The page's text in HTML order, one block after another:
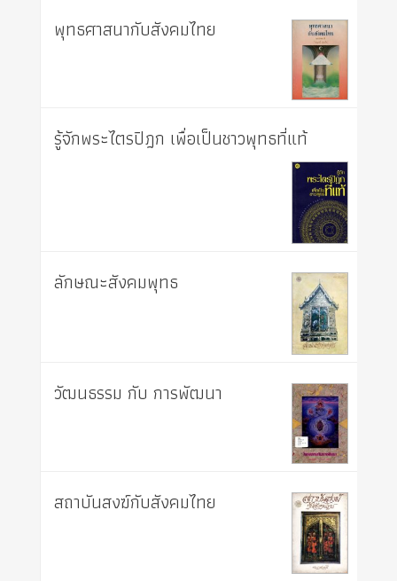
พุทธศาสนากับสังคมไทย
รู้จักพระไตรปิฎก เพื่อเป็นชาวพุทธที่แท้
ลักษณะสังคมพุทธ
วัฒนธรรม กับ การพัฒนา
สถาบันสงฆ์กับสังคมไทย